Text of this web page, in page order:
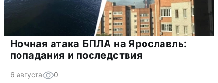
Ночная атака БПЛА на Ярославль:
попадания и последствия
6 августа 0